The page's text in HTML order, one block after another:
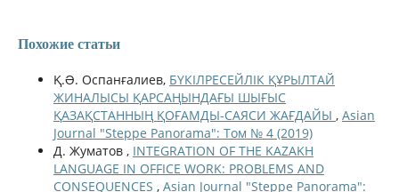
Похожие статьи
Қ.Ə. Оспанғалиев, БҮКІЛРЕСЕЙЛІК ҚҰРЫЛТАЙ
ЖИНАЛЫСЫ ҚАРСАҢЫНДАҒЫ ШЫҒЫС
ҚАЗАҚСТАННЫҢ ҚОҒАМДЫ-САЯСИ ЖАҒДАЙЫ , Asian
Journal "Steppe Panorama": Том № 4 (2019)
Д. Жуматов , INTEGRATION OF THE KAZAKH
LANGUAGE IN OFFICE WORK: PROBLEMS AND
CONSEQUENCES , Asian Journal "Steppe Panorama":